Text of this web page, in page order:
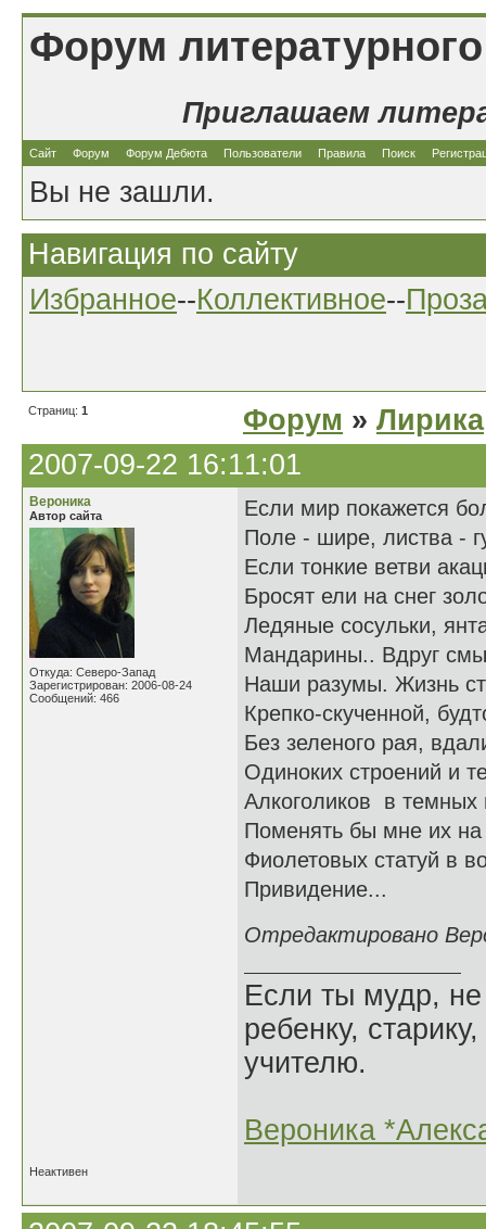
Форум
Приглашаем
Сайт Форум Форум Дебюта Пользователи Правила Поиск
Вы не зашли.
Навигация по сайту
Избранное--Коллективное--
Страниц: 1 Форум » Лирика
2007-09-22 16:11:01
Вероника
Автор сайта
Откуда: Северо-Запад
Зарегистрирован: 2006-08-24
Сообщений: 466
Если мир покажется
Поле - шире, листва -
Если тонкие ветви
Бросят ели на снег
Ледяные сосульки,
Мандарины.. Вдруг
Наши разумы. Жизнь
Крепко-скученной,
Без зеленого рая,
Одиноких строений и
Алкоголиков в
Поменять бы мне их
Фиолетовых статуй в
Привидение...
Отредактировано
Если ты мудр, не
ребенку,
учителю.
Вероника
Неактивен